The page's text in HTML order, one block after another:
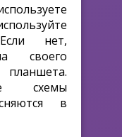
нет,
своего
схемы
в